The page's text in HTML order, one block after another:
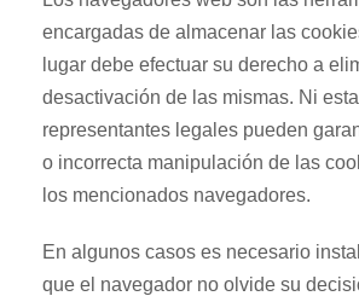
encargadas de almacenar las
lugar debe efectuar su derecho a
desactivación de las mismas. Ni
representantes legales pueden
o incorrecta manipulación de las
los mencionados navegadores.
En algunos casos es necesario
que el navegador no olvide su